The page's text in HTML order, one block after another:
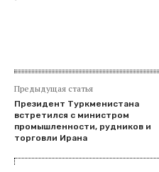
Предыдущая статья
Президент Туркменистана
встретился с министром
промышленности, рудников и
торговли Ирана